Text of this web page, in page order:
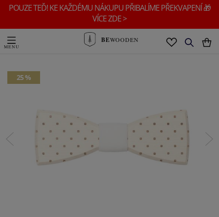
POUZE TEĎ! KE KAŽDÉMU NÁKUPU PŘIBALÍME PŘEKVAPENÍ 🎁
VÍCE ZDE >
BEWOODEN
25 %